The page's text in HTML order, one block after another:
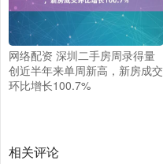
网络配资 深圳二手房周录得量
创近半年来单周新高，新房成交
环比增长100.7%
相关评论